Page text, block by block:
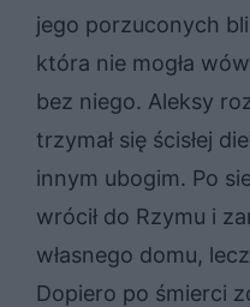
jego porzuconych
która nie mogła
bez niego. Aleksy
trzymał się ścisłej
innym ubogim. Po
wrócił do Rzymu i
własnego domu,
Dopiero po śmierci